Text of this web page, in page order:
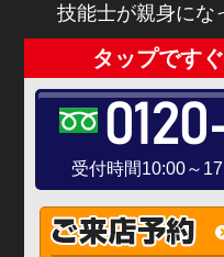
技能士が親身にな
タップです
受付時間10:00～